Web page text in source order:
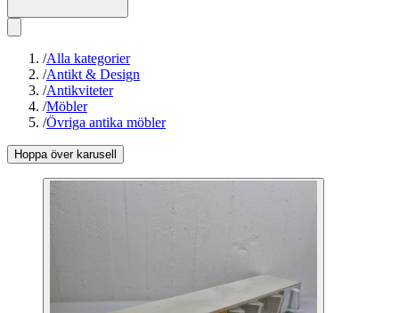
/Alla kategorier
/Antikt & Design
/Antikviteter
/Möbler
/Övriga antika möbler
Hoppa över karusell